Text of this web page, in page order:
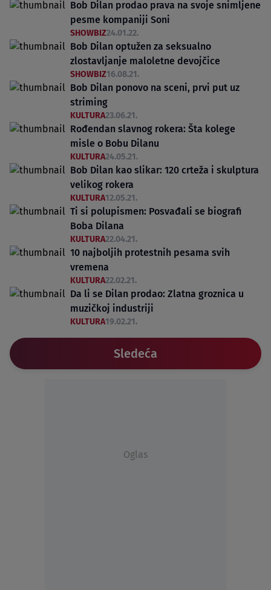
Bob Dilan prodao prava na svoje snimljene
pesme kompaniji Soni
SHOWBIZ24.01.22.
Bob Dilan optužen za seksualno
zlostavljanje maloletne devojčice
SHOWBIZ16.08.21.
Bob Dilan ponovo na sceni, prvi put uz
striming
KULTURA23.06.21.
Rođendan slavnog rokera: Šta kolege
misle o Bobu Dilanu
KULTURA24.05.21.
Bob Dilan kao slikar: 120 crteža i skulptura
velikog rokera
KULTURA12.05.21.
Ti si polupismen: Posvađali se biografi
Boba Dilana
KULTURA22.04.21.
10 najboljih protestnih pesama svih
vremena
KULTURA22.02.21.
Da li se Dilan prodao: Zlatna groznica u
muzičkoj industriji
KULTURA19.02.21.
Sledeća
Oglas